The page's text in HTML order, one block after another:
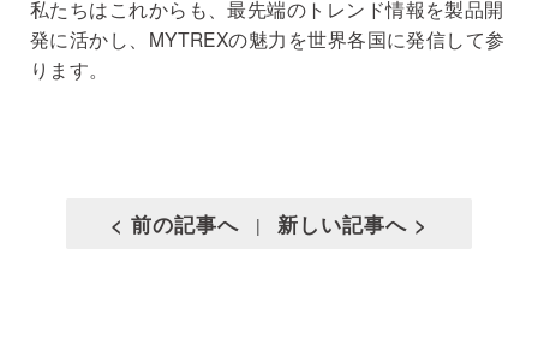
私たちはこれからも、最先端のトレンド情報を製品開
発に活かし、MYTREXの魅力を世界各国に発信して参
ります。
< 前の記事へ | 新しい記事へ >